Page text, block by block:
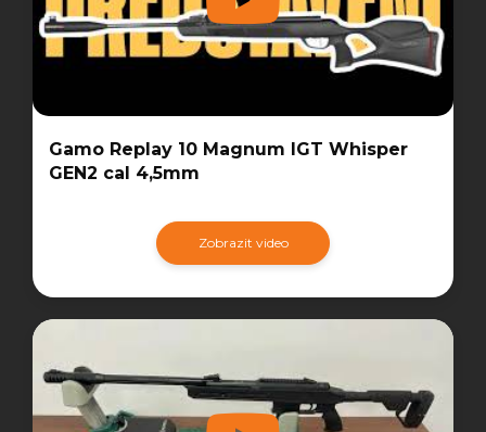
Gamo Replay 10 Magnum IGT Whisper
GEN2 cal 4,5mm
Zobrazit video